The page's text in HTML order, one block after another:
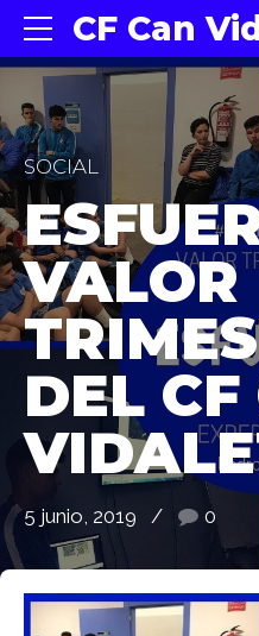
CF Can
SOCIAL
VALOR
DEL
5 junio, 2019 0